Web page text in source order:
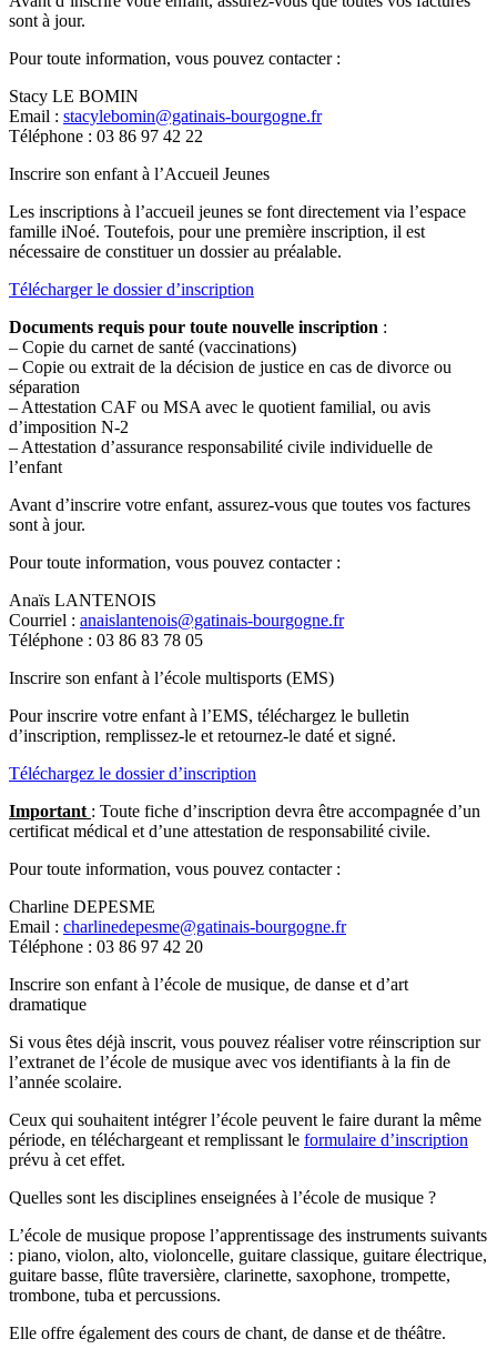
sont à jour.
Pour toute information, vous pouvez contacter :
Stacy LE BOMIN
Email : stacylebomin@gatinais-bourgogne.fr
Téléphone : 03 86 97 42 22
Inscrire son enfant à l’Accueil Jeunes
Les inscriptions à l’accueil jeunes se font directement via l’espace
famille iNoé. Toutefois, pour une première inscription, il est
nécessaire de constituer un dossier au préalable.
Télécharger le dossier d’inscription
Documents requis pour toute nouvelle inscription :
– Copie du carnet de santé (vaccinations)
– Copie ou extrait de la décision de justice en cas de divorce ou
séparation
– Attestation CAF ou MSA avec le quotient familial, ou avis
d’imposition N-2
– Attestation d’assurance responsabilité civile individuelle de
l’enfant
Avant d’inscrire votre enfant, assurez-vous que toutes vos factures
sont à jour.
Pour toute information, vous pouvez contacter :
Anaïs LANTENOIS
Courriel : anaislantenois@gatinais-bourgogne.fr
Téléphone : 03 86 83 78 05
Inscrire son enfant à l’école multisports (EMS)
Pour inscrire votre enfant à l’EMS, téléchargez le bulletin
d’inscription, remplissez-le et retournez-le daté et signé.
Téléchargez le dossier d’inscription
Important : Toute fiche d’inscription devra être accompagnée d’un
certificat médical et d’une attestation de responsabilité civile.
Pour toute information, vous pouvez contacter :
Charline DEPESME
Email : charlinedepesme@gatinais-bourgogne.fr
Téléphone : 03 86 97 42 20
Inscrire son enfant à l’école de musique, de danse et d’art
dramatique
Si vous êtes déjà inscrit, vous pouvez réaliser votre réinscription sur
l’extranet de l’école de musique avec vos identifiants à la fin de
l’année scolaire.
Ceux qui souhaitent intégrer l’école peuvent le faire durant la même
période, en téléchargeant et remplissant le formulaire d’inscription
prévu à cet effet.
Quelles sont les disciplines enseignées à l’école de musique ?
L’école de musique propose l’apprentissage des instruments suivants
: piano, violon, alto, violoncelle, guitare classique, guitare électrique,
guitare basse, flûte traversière, clarinette, saxophone, trompette,
trombone, tuba et percussions.
Elle offre également des cours de chant, de danse et de théâtre.